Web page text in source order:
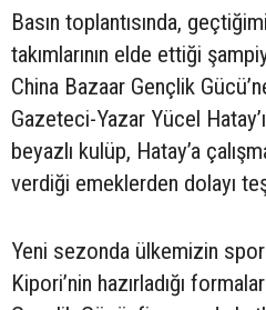
Basın toplantısında,
takımlarının elde ettiği
China Bazaar Gençlik
Gazeteci-Yazar Yücel
beyazlı kulüp, Hatay’a
verdiği emeklerden dolayı
Yeni sezonda ülkemizin
Kipori’nin hazırladığı